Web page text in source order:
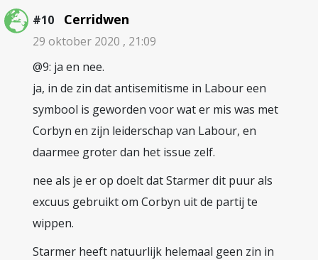
#10 Cerridwen
29 oktober 2020 , 21:09
@9: ja en nee.
ja, in de zin dat antisemitisme in Labour een
symbool is geworden voor wat er mis was met
Corbyn en zijn leiderschap van Labour, en
daarmee groter dan het issue zelf.
nee als je er op doelt dat Starmer dit puur als
excuus gebruikt om Corbyn uit de partij te
wippen.
Starmer heeft natuurlijk helemaal geen zin in